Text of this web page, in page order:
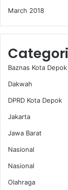
March 2018
Baznas Kota Depok
Dakwah
DPRD Kota Depok
Jakarta
Jawa Barat
Nasional
Nasional
Olahraga